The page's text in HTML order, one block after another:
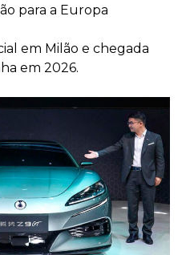
para a Europa
em Milão e chegada
em 2026.